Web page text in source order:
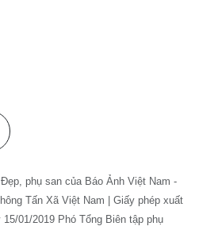
phụ san của Báo Ảnh Việt Nam -
Tấn Xã Việt Nam | Giấy phép xuất
01/2019 Phó Tổng Biên tập phụ